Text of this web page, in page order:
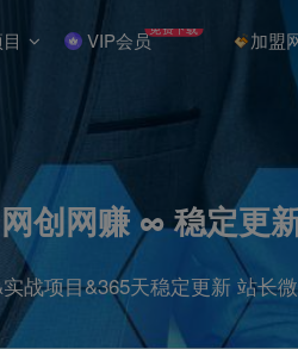
VIP会员免费下载 加盟
网创网赚 ∞ 稳定更
战项目&365天稳定更新 站长